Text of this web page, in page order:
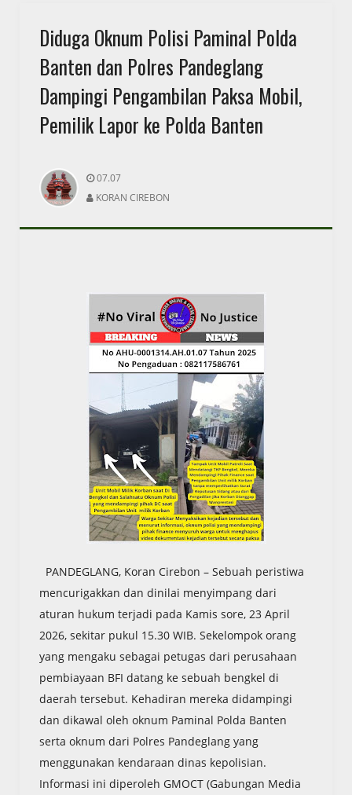
Diduga Oknum Polisi Paminal Polda
Banten dan Polres Pandeglang
Dampingi Pengambilan Paksa Mobil,
Pemilik Lapor ke Polda Banten
07.07
KORAN CIREBON
PANDEGLANG, Koran Cirebon – Sebuah peristiwa
mencurigakkan dan dinilai menyimpang dari
aturan hukum terjadi pada Kamis sore, 23 April
2026, sekitar pukul 15.30 WIB. Sekelompok orang
yang mengaku sebagai petugas dari perusahaan
pembiayaan BFI datang ke sebuah bengkel di
daerah tersebut. Kehadiran mereka didampingi
dan dikawal oleh oknum Paminal Polda Banten
serta oknum dari Polres Pandeglang yang
menggunakan kendaraan dinas kepolisian.
Informasi ini diperoleh GMOCT (Gabungan Media